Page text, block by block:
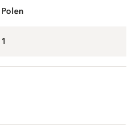
Polen
1